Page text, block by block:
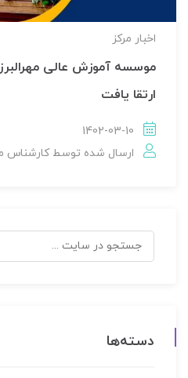
اخبار مركز
موسسه آموزش عالی مهرالبرز
ارتقا یافت
1402-03-10
ارسال شده توسطکارشناس
دسته‌ها